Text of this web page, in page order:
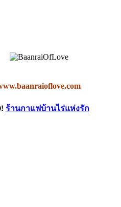
ร้านกาแฟบ้านไร่แห่งรัก